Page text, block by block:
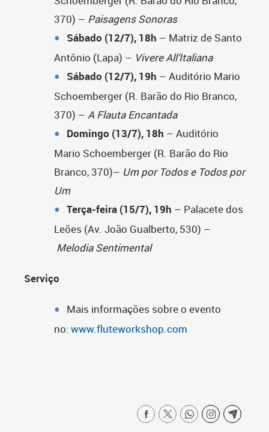
370) – Paisagens Sonoras
Sábado (12/7), 18h – Matriz de Santo
Antônio (Lapa) – Vivere All’Italiana
Sábado (12/7), 19h – Auditório Mario
Schoemberger (R. Barão do Rio Branco,
370) – A Flauta Encantada
Domingo (13/7), 18h – Auditório
Mario Schoemberger (R. Barão do Rio
Branco, 370)– Um por Todos e Todos por
Um
Terça-feira (15/7), 19h – Palacete dos
Leões (Av. João Gualberto, 530) –
Melodia Sentimental
Serviço
Mais informações sobre o evento
no: www.fluteworkshop.com